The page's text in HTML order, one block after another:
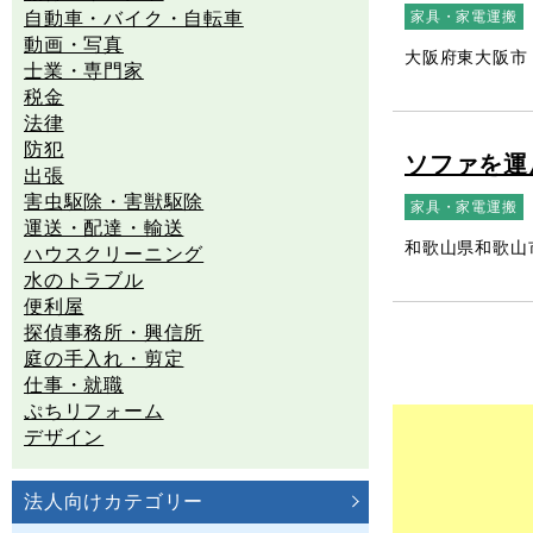
自動車・バイク・自転車
動画・写真
士業・専門家
税金
法律
防犯
出張
害虫駆除・害獣駆除
運送・配達・輸送
ハウスクリーニング
水のトラブル
便利屋
探偵事務所・興信所
庭の手入れ・剪定
仕事・就職
ぷちリフォーム
デザイン
法人向けカテゴリー
家具・家電運搬
大阪府東大阪市
ソファを
家具・家電運搬
和歌山県和歌山